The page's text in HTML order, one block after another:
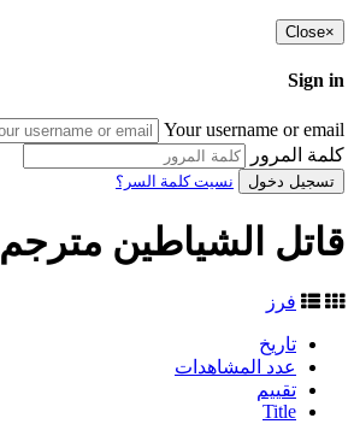
×
Close
Sign in
Your username or email
كلمة المرور
تسجيل دخول نسيت كلمة السر؟
قاتل الشياطين مترجم
فرز
تاريخ
عدد المشاهدات
تقييم
Title